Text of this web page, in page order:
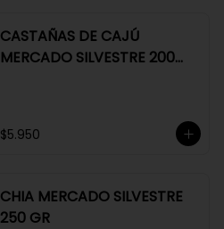
CASTAÑAS DE CAJÚ
MERCADO SILVESTRE 200
$5.950
CHIA MERCADO SILVESTRE
250 GR